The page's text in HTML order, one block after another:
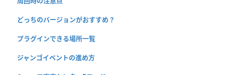
どっちのバージョンがおすすめ？
プラグインできる場所一覧
ジャンゴイベントの進め方